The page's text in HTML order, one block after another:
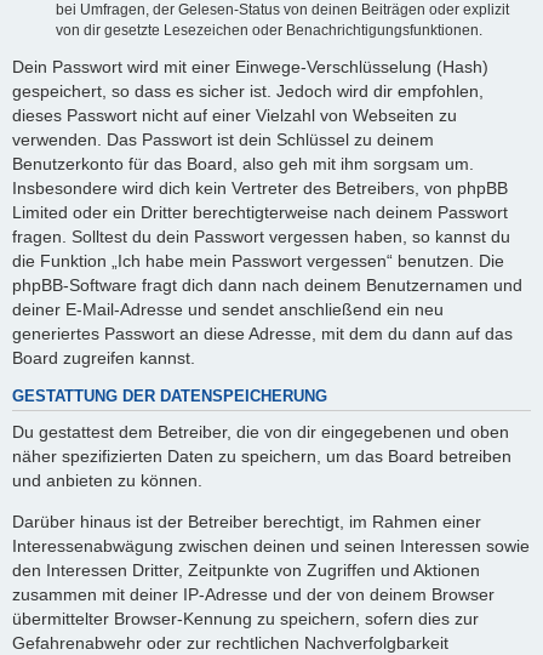
bei Umfragen, der Gelesen-Status von deinen Beiträgen oder explizit
von dir gesetzte Lesezeichen oder Benachrichtigungsfunktionen.
Dein Passwort wird mit einer Einwege-Verschlüsselung (Hash)
gespeichert, so dass es sicher ist. Jedoch wird dir empfohlen,
dieses Passwort nicht auf einer Vielzahl von Webseiten zu
verwenden. Das Passwort ist dein Schlüssel zu deinem
Benutzerkonto für das Board, also geh mit ihm sorgsam um.
Insbesondere wird dich kein Vertreter des Betreibers, von phpBB
Limited oder ein Dritter berechtigterweise nach deinem Passwort
fragen. Solltest du dein Passwort vergessen haben, so kannst du
die Funktion „Ich habe mein Passwort vergessen“ benutzen. Die
phpBB-Software fragt dich dann nach deinem Benutzernamen und
deiner E-Mail-Adresse und sendet anschließend ein neu
generiertes Passwort an diese Adresse, mit dem du dann auf das
Board zugreifen kannst.
GESTATTUNG DER DATENSPEICHERUNG
Du gestattest dem Betreiber, die von dir eingegebenen und oben
näher spezifizierten Daten zu speichern, um das Board betreiben
und anbieten zu können.
Darüber hinaus ist der Betreiber berechtigt, im Rahmen einer
Interessenabwägung zwischen deinen und seinen Interessen sowie
den Interessen Dritter, Zeitpunkte von Zugriffen und Aktionen
zusammen mit deiner IP-Adresse und der von deinem Browser
übermittelter Browser-Kennung zu speichern, sofern dies zur
Gefahrenabwehr oder zur rechtlichen Nachverfolgbarkeit